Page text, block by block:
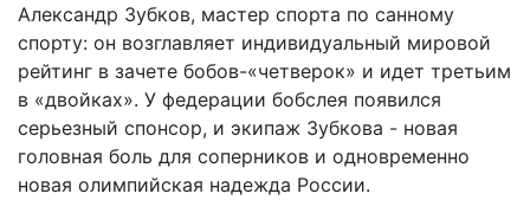
Александр Зубков, мастер спорта по санному
спорту: он возглавляет индивидуальный мировой
рейтинг в зачете бобов-«четверок» и идет третьим
в «двойках». У федерации бобслея появился
серьезный спонсор, и экипаж Зубкова - новая
головная боль для соперников и одновременно
новая олимпийская надежда России.